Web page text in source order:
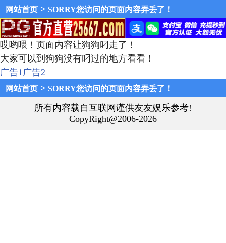
网站首页 > SORRY您访问的页面内容弄丢了！
哎哟喂！页面内容让狗狗叼走了！
大家可以到狗狗没有叼过的地方看看！
广告1广告2
网站首页 > SORRY您访问的页面内容弄丢了！
所有内容载自互联网谨供友友娱乐参考!
CopyRight@2006-2026